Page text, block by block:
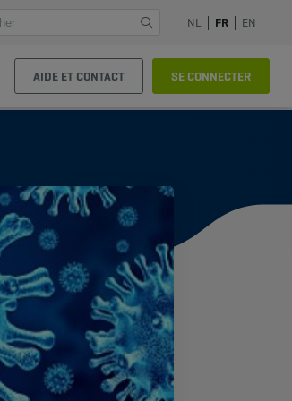
NL FR EN
AIDE ET CONTACT SE CONNECTER